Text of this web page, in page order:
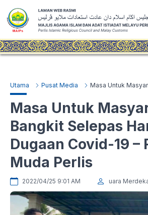
Utama Pusat Media
Masa Untuk
Bangkit Selepas
Dugaan Covid-19 –
Muda Perlis
2022/04/25 9:01 AM uara